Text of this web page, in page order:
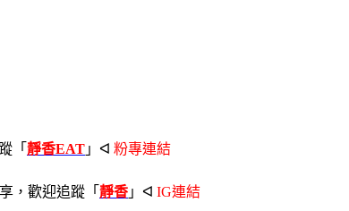
「 靜香EAT 」ᐊ 粉專連結
，歡迎追蹤「 靜香 」ᐊ IG連結